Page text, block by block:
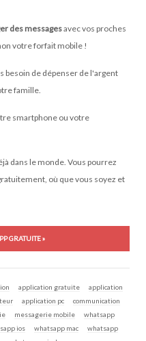
des messagesavec vos proches
votre forfait mobile !
besoin de dépenser de l'argent
famille.
smartphone ou votre
dans le monde. Vous pourrez
où que vous soyez et
GRATUITE »
application gratuite
application
application pc
communication
messagerie mobile
whatsapp
ios whatsapp mac
whatsapp